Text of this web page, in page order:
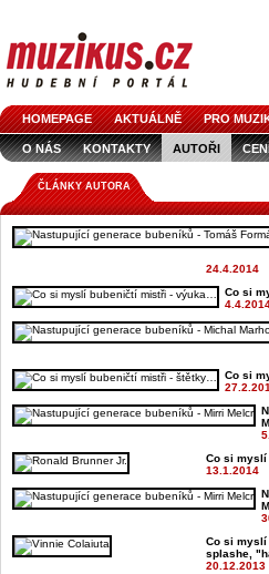
HOMEPAGE AKTUÁLNĚ PRO
O NÁS KONTAKTY AUTOŘI
LOGO KE STAŽENÍ
ČLÁNKY AUTORA
24.4.2014
Co si
Co si
Co si myslí
13.1.2014
Co si myslí
splashe,
20.12.2013